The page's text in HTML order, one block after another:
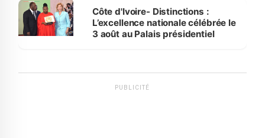
Bassam
Côte d'Ivoire- Distinctions :
L’excellence nationale célébrée le
3 août au Palais présidentiel
PUBLICITÉ